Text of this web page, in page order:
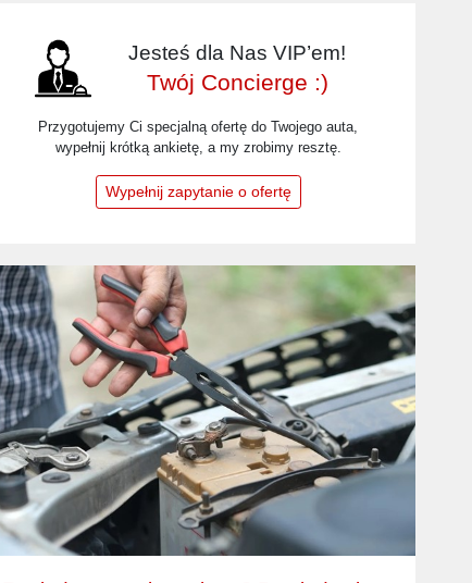
Jesteś dla Nas VIP’em!
Twój Concierge :)
Przygotujemy Ci specjalną ofertę do Twojego auta,
wypełnij krótką ankietę, a my zrobimy resztę.
Wypełnij zapytanie o ofertę